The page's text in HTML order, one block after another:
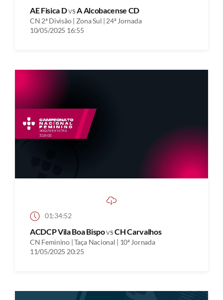
AE Fisica DvsA Alcobacense CD
CN 2ª Divisão | Zona Sul | 24ª Jornada
10/05/2025 16:55
01:34:52
ACDCP Vila Boa BispovsCH Carvalhos
CN Feminino | Taça Nacional | 10ª Jornada
11/05/2025 20:25